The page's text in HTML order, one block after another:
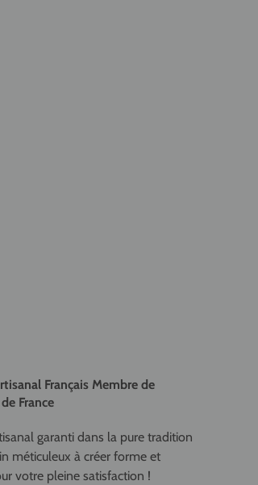
Français Membre de
France
garanti dans la pure tradition
méticuleux à créer forme et
votre pleine satisfaction !